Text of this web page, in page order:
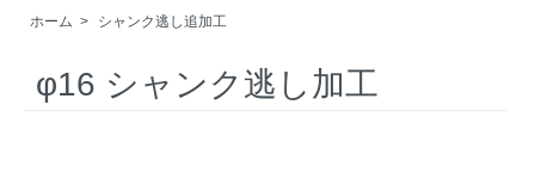
ホーム > シャンク逃し追加工
φ16 シャンク逃し加工